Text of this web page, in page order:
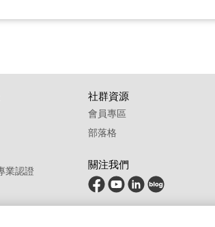
rail bold
Rail Mod Fast Loop01
Rail Slow Loop01
業認證
社群資源
會員專區
部落格
關注我們